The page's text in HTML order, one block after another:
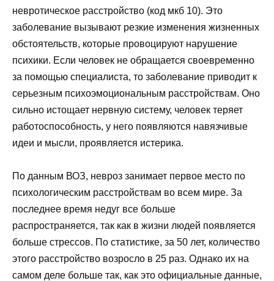
невротическое расстройство (код мкб 10). Это
заболевание вызывают резкие изменения жизненных
обстоятельств, которые провоцируют нарушение
психики. Если человек не обращается своевременно
за помощью специалиста, то заболевание приводит к
серьезным психоэмоциональным расстройствам. Оно
сильно истощает нервную систему, человек теряет
работоспособность, у него появляются навязчивые
идеи и мысли, проявляется истерика.
По данным ВОЗ, невроз занимает первое место по
психологическим расстройствам во всем мире. За
последнее время недуг все больше
распространяется, так как в жизни людей появляется
больше стрессов. По статистике, за 50 лет, количество
этого расстройство возросло в 25 раз. Однако их на
самом деле больше так, как это официальные данные,